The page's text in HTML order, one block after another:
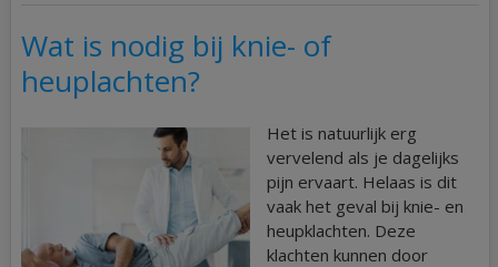
Wat is nodig bij knie- of
heuplachten?
Het is natuurlijk erg
vervelend als je dagelijks
pijn ervaart. Helaas is dit
vaak het geval bij knie- en
heupklachten. Deze
klachten kunnen door